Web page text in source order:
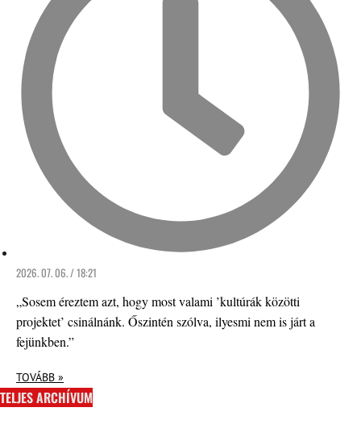
2026. 07. 06. / 18:21
„Sosem éreztem azt, hogy most valami ’kultúrák közötti
projektet’ csinálnánk. Őszintén szólva, ilyesmi nem is járt a
fejünkben.”
TOVÁBB »
TELJES ARCHÍVUM